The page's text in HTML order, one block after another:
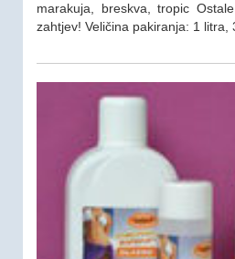
marakuja, breskva, tropic
zahtjev! Veličina pakiranja: 1 litra,